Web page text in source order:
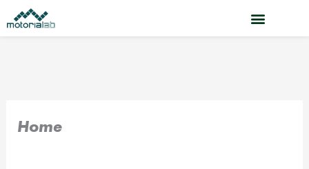
al
contenuto
Home